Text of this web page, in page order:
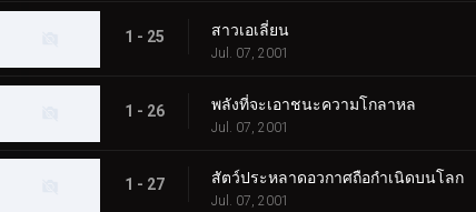
1 - 25 สาวเอเลี่ยน
Jul. 07, 2001
1 - 26 พลังที่จะเอาชนะความโกลาหล
Jul. 07, 2001
1 - 27 สัตว์ประหลาดอวกาศถือกำเนิดบนโลก
Jul. 07, 2001